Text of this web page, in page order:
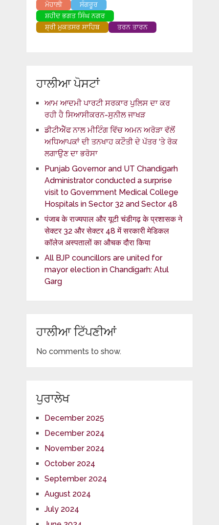
ਮੋਹਾਲੀ
ਸੰਗਰੂਰ
ਸ਼ਹੀਦ ਭਗਤ ਸਿੰਘ ਨਗਰ
ਸ਼੍ਰੀ ਮੁਕਤਸਰ ਸਾਹਿਬ
ਤਰਨ ਤਾਰਨ
ਹਾਲੀਆ ਪੋਸਟਾਂ
ਆਮ ਆਦਮੀ ਪਾਰਟੀ ਸਰਕਾਰ ਪੁਲਿਸ ਦਾ ਕਰ
ਰਹੀ ਹੈ ਸਿਆਸੀਕਰਨ-ਸੁਨੀਲ ਜਾਖੜ
ਡੀਟੀਐੱਫ ਨਾਲ ਮੀਟਿੰਗ ਵਿੱਚ ਅਮਨ ਅਰੋੜਾ ਵੱਲੋਂ
ਅਧਿਆਪਕਾਂ ਦੀ ਤਨਖਾਹ ਕਟੌਤੀ ਦੇ ਪੱਤਰ ‘ਤੇ ਰੋਕ
ਲਗਾਉਣ ਦਾ ਭਰੋਸਾ
Punjab Governor and UT Chandigarh
Administrator conducted a surprise
visit to Government Medical College
Hospitals in Sector 32 and Sector 48
पंजाब के राज्यपाल और यूटी चंडीगढ़ के प्रशासक ने
सेक्टर 32 और सेक्टर 48 में सरकारी मेडिकल
कॉलेज अस्पतालों का औचक दौरा किया
All BJP councillors are united for
mayor election in Chandigarh: Atul
Garg
ਹਾਲੀਆ ਟਿੱਪਣੀਆਂ
No comments to show.
ਪੁਰਾਲੇਖ
December 2025
December 2024
November 2024
October 2024
September 2024
August 2024
July 2024